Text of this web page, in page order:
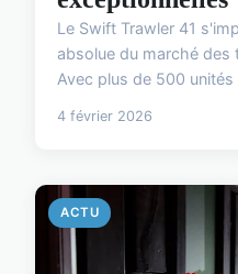
Le Swift Trawler 41
absolue du marché des
Avec plus de 500 unités
4 février 2026
ACTU